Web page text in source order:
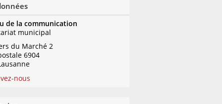
de la communication
municipal
du Marché 2
6904
nous